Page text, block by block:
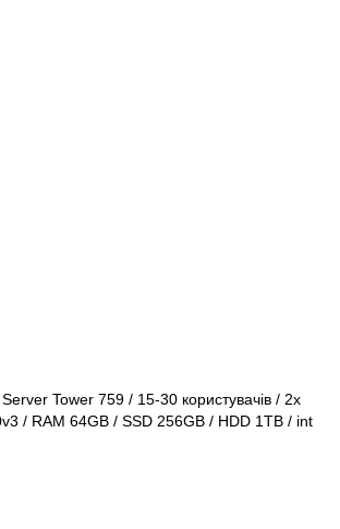
Tower 759 / 15-30 користувачів / 2х
/ RAM 64GB / SSD 256GB / HDD 1TB / int